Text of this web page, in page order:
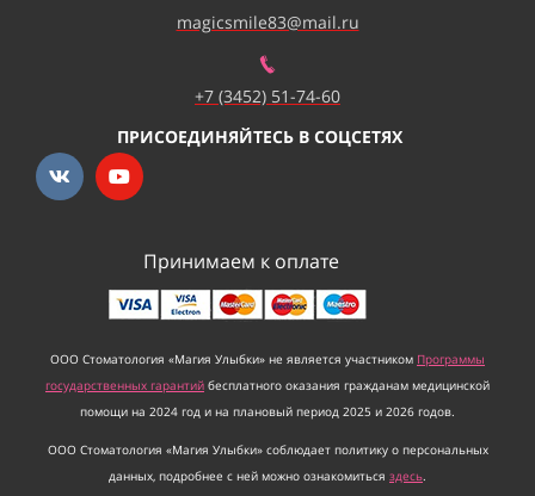
magicsmile83@mail.ru
+7 (3452) 51-74-60
ПРИСОЕДИНЯЙТЕСЬ В СОЦСЕТЯХ
Принимаем к оплате
ООО Стоматология «Магия Улыбки» не является участником Программы
государственных гарантий бесплатного оказания гражданам медицинской
помощи на 2024 год и на плановый период 2025 и 2026 годов.
ООО Стоматология «Магия Улыбки» соблюдает политику о персональных
данных, подробнее с ней можно ознакомиться здесь.